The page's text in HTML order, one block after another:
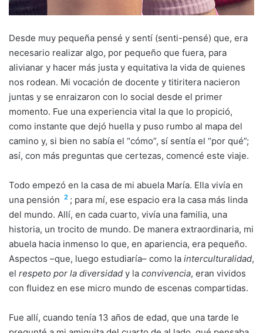
Desde muy pequeña pensé y sentí (senti-pensé) que, era
necesario realizar algo, por pequeño que fuera, para
alivianar y hacer más justa y equitativa la vida de quienes
nos rodean. Mi vocación de docente y titiritera nacieron
juntas y se enraizaron con lo social desde el primer
momento. Fue una experiencia vital la que lo propició,
como instante que dejó huella y puso rumbo al mapa del
camino y, si bien no sabía el “cómo”, sí sentía el “por qué”;
así, con más preguntas que certezas, comencé este viaje.
Todo empezó en la casa de mi abuela María. Ella vivía en
una pensión 2 ; para mí, ese espacio era la casa más linda
del mundo. Allí, en cada cuarto, vivía una familia, una
historia, un trocito de mundo. De manera extraordinaria, mi
abuela hacia inmenso lo que, en apariencia, era pequeño.
Aspectos –que, luego estudiaría– como la interculturalidad,
el respeto por la diversidad y la convivencia, eran vividos
con fluidez en ese micro mundo de escenas compartidas.
Fue allí, cuando tenía 13 años de edad, que una tarde le